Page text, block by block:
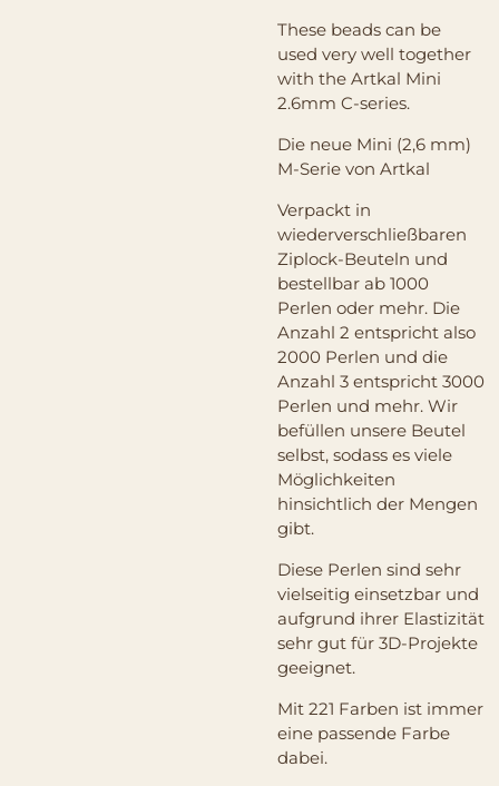
These beads can be
used very well together
with the Artkal Mini
2.6mm C-series.
Die neue Mini (2,6 mm)
M-Serie von Artkal
Verpackt in
wiederverschließbaren
Ziplock-Beuteln und
bestellbar ab 1000
Perlen oder mehr. Die
Anzahl 2 entspricht also
2000 Perlen und die
Anzahl 3 entspricht 3000
Perlen und mehr. Wir
befüllen unsere Beutel
selbst, sodass es viele
Möglichkeiten
hinsichtlich der Mengen
gibt.
Diese Perlen sind sehr
vielseitig einsetzbar und
aufgrund ihrer Elastizität
sehr gut für 3D-Projekte
geeignet.
Mit 221 Farben ist immer
eine passende Farbe
dabei.